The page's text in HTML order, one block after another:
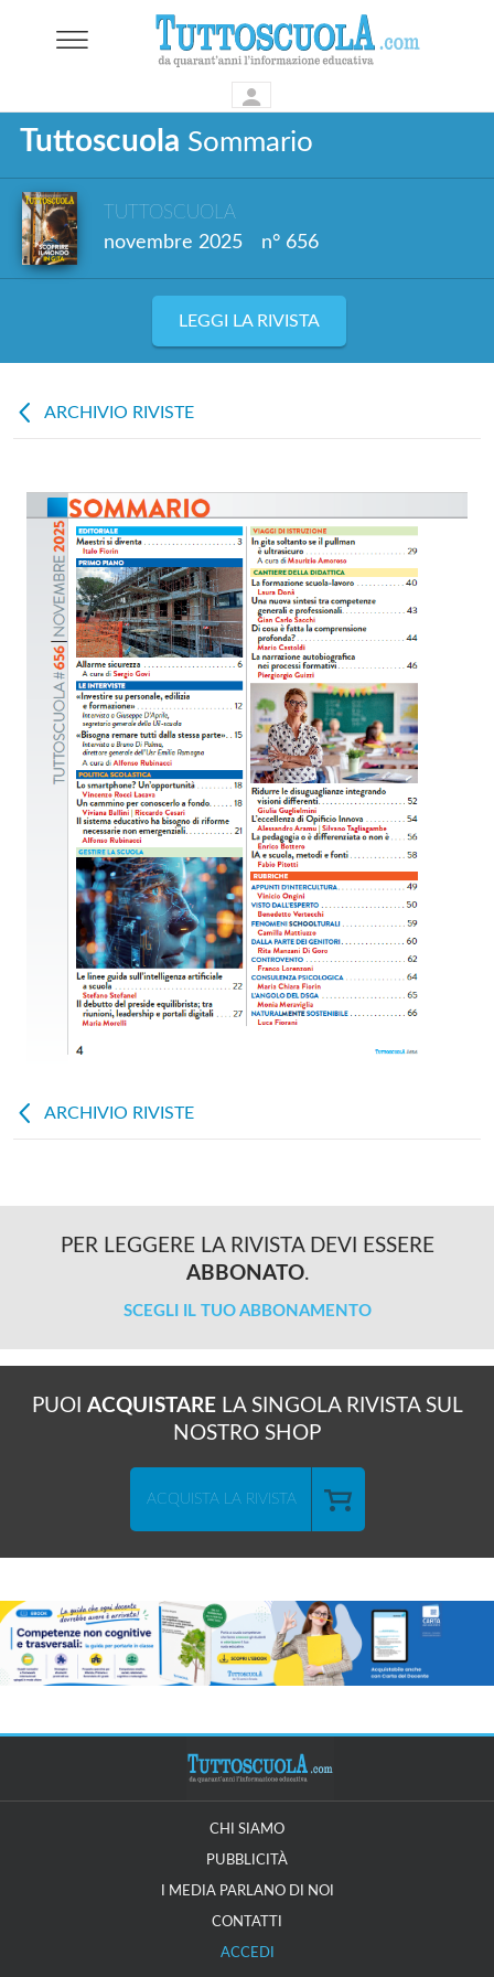
Tuttoscuola Sommario
TUTTOSCUOLA
novembre 2025 n° 656
LEGGI LA RIVISTA
ARCHIVIO RIVISTE
ARCHIVIO RIVISTE
PER LEGGERE LA RIVISTA DEVI ESSERE
ABBONATO.
SCEGLI IL TUO ABBONAMENTO
PUOI ACQUISTARELA SINGOLA RIVISTA SUL
NOSTRO SHOP
ACQUISTA LA RIVISTA
CHI SIAMO
PUBBLICITÀ
I MEDIA PARLANO DI NOI
CONTATTI
ACCEDI